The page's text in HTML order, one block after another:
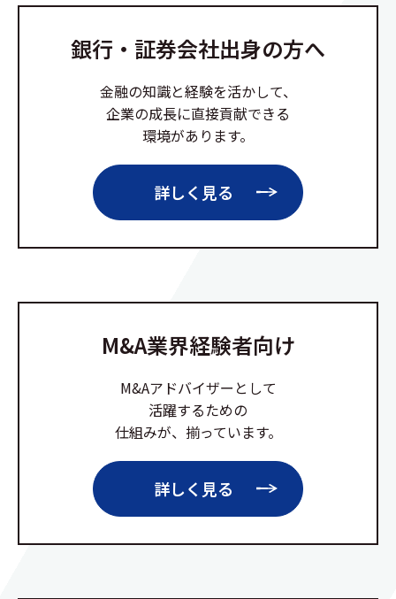
銀行・証券会社出身の方へ
金融の知識と経験を活かして、
企業の成長に直接貢献できる
環境があります。
詳しく見る
M&A業界経験者向け
M&Aアドバイザーとして
活躍するための
仕組みが、揃っています。
詳しく見る